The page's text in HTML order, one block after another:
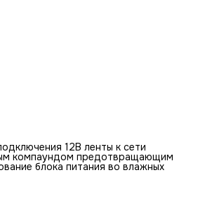
12В ленты к сети
компаундом предотвращающим
блока питания во влажных